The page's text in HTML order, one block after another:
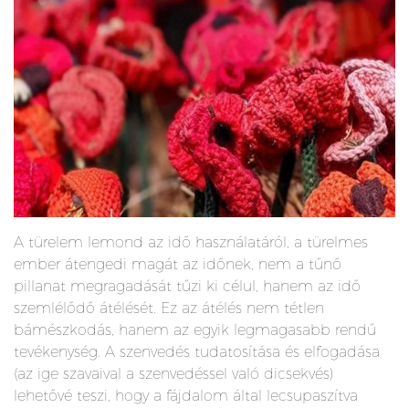
A türelem lemond az idő használatáról, a türelmes
ember átengedi magát az időnek, nem a tűnő
pillanat megragadását tűzi ki célul, hanem az idő
szemlélődő átélését. Ez az átélés nem tétlen
bámészkodás, hanem az egyik legmagasabb rendű
tevékenység. A szenvedés tudatosítása és elfogadása
(az ige szavaival a szenvedéssel való dicsekvés)
lehetővé teszi, hogy a fájdalom által lecsupaszítva